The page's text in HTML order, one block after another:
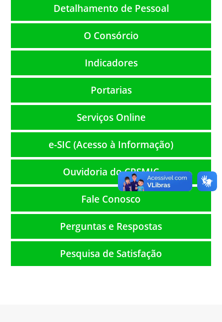
Detalhamento de Pessoal
O Consórcio
Indicadores
Portarias
Serviços Online
e-SIC (Acesso à Informação)
Ouvidoria do CPSMIC
Fale Conosco
Perguntas e Respostas
Pesquisa de Satisfação